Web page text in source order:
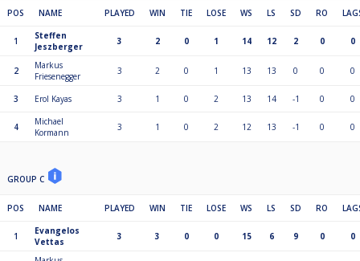
POS NAME PLAYED WIN TIE LOSE WS LS SD RO
1
Steffen
Jeszberger
3 2 0 1 14 12 2 0 0
2
Markus
Friesenegger
3 2 0 1 13 13 0 0 0
3 Erol Kayas 3 1 0 2 13 14 -1 0 0
4
Michael
Kormann
3 1 0 2 12 13 -1 0 0
GROUP C
POS NAME PLAYED WIN TIE LOSE WS LS SD RO
1
Evangelos
Vettas
3 3 0 0 15 6 9 0 0